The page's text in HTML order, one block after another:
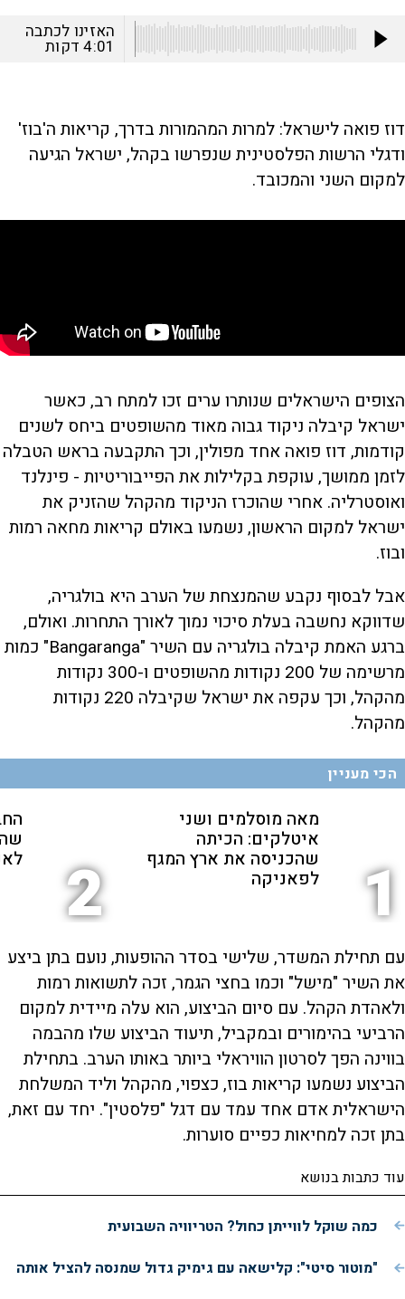
האזינו לכתבה
4:01דקות
דוז פואה לישראל: למרות המהמורות בדרך, קריאות ה'בוז'
ודגלי הרשות הפלסטינית שנפרשו בקהל, ישראל הגיעה
למקום השני והמכובד.
הצופים הישראלים שנותרו ערים זכו למתח רב, כאשר
ישראל קיבלה ניקוד גבוה מאוד מהשופטים ביחס לשנים
קודמות, דוז פואה אחד מפולין, וכך התקבעה בראש הטבלה
לזמן ממושך, עוקפת בקלילות את הפייבוריטיות - פינלנד
ואוסטרליה. אחרי שהוכרז הניקוד מהקהל שהזניק את
ישראל למקום הראשון, נשמעו באולם קריאות מחאה רמות
ובוז.
אבל לבסוף נקבע שהמנצחת של הערב היא בולגריה,
שדווקא נחשבה בעלת סיכוי נמוך לאורך התחרות. ואולם,
ברגע האמת קיבלה בולגריה עם השיר "Bangaranga" כמות
מרשימה של 200 נקודות מהשופטים ו-300 נקודות
מהקהל, וכך עקפה את ישראל שקיבלה 220 נקודות
מהקהל.
הכי מעניין
1
מאה מוסלמים ושני
איטלקים: הכיתה
שהכניסה את ארץ המגף
לפאניקה 2
עם תחילת המשדר, שלישי בסדר ההופעות, נועם בתן ביצע
את השיר "מישל" וכמו בחצי הגמר, זכה לתשואות רמות
ולאהדת הקהל. עם סיום הביצוע, הוא עלה מיידית למקום
הרביעי בהימורים ובמקביל, תיעוד הביצוע שלו מהבמה
בווינה הפך לסרטון הוויראלי ביותר באותו הערב. בתחילת
הביצוע נשמעו קריאות בוז, כצפוי, מהקהל וליד המשלחת
הישראלית אדם אחד עמד עם דגל "פלסטין". יחד עם זאת,
בתן זכה למחיאות כפיים סוערות.
עוד כתבות בנושא
כמה שוקל לווייתן כחול? הטריוויה השבועית
"מוטור סיטי": קלישאה עם גימיק גדול שמנסה להציל אותה